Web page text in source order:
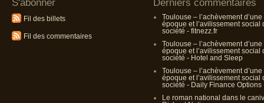
S'abonner
Fil des billets
Fil des commentaires
Derniers commentaires
Toulouse – l’achèvement d’une
époque et l’avilissement social
société - fitnezz.fr
Toulouse – l’achèvement d’une
époque et l’avilissement social
société - Hotel and Sleep
Toulouse – l’achèvement d’une
époque et l’avilissement social
société - Daily Finance Options
Le roman national dans le